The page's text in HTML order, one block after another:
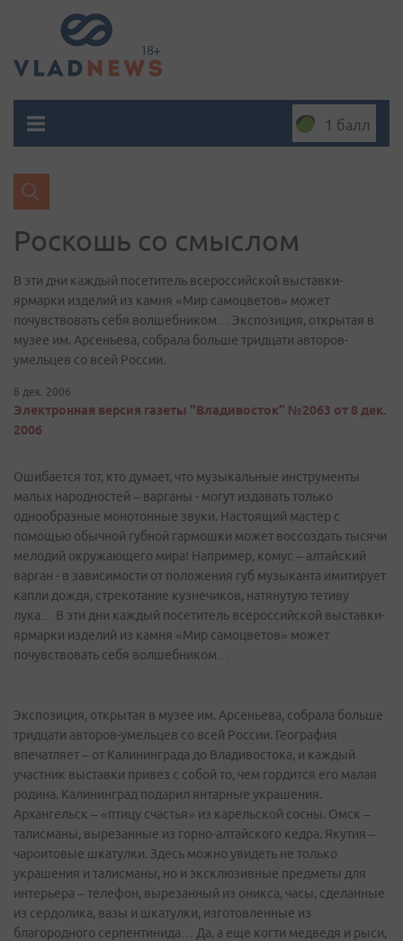
1 балл
Роскошь со смыслом
В эти дни каждый посетитель всероссийской выставки-
ярмарки изделий из камня «Мир самоцветов» может
почувствовать себя волшебником… Экспозиция, открытая в
музее им. Арсеньева, собрала больше тридцати авторов-
умельцев со всей России.
8 дек. 2006
Электронная версия газеты "Владивосток" №2063 от 8 дек.
2006
Ошибается тот, кто думает, что музыкальные инструменты
малых народностей – варганы - могут издавать только
однообразные монотонные звуки. Настоящий мастер с
помощью обычной губной гармошки может воссоздать тысячи
мелодий окружающего мира! Например, комус – алтайский
варган - в зависимости от положения губ музыканта имитирует
капли дождя, стрекотание кузнечиков, натянутую тетиву
лука… В эти дни каждый посетитель всероссийской выставки-
ярмарки изделий из камня «Мир самоцветов» может
почувствовать себя волшебником…
Экспозиция, открытая в музее им. Арсеньева, собрала больше
тридцати авторов-умельцев со всей России. География
впечатляет – от Калининграда до Владивостока, и каждый
участник выставки привез с собой то, чем гордится его малая
родина. Калининград подарил янтарные украшения.
Архангельск – «птицу счастья» из карельской сосны. Омск –
талисманы, вырезанные из горно-алтайского кедра. Якутия –
чароитовые шкатулки. Здесь можно увидеть не только
украшения и талисманы, но и эксклюзивные предметы для
интерьера – телефон, вырезанный из оникса, часы, сделанные
из сердолика, вазы и шкатулки, изготовленные из
благородного серпентинида… Да, а еще когти медведя и рыси,